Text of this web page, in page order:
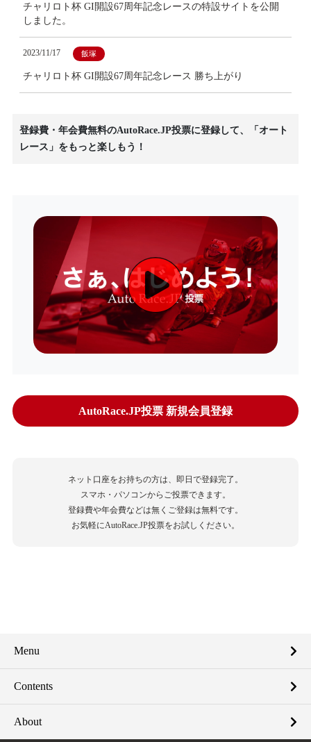
チャリロト杯 GI開設67周年記念レースの特設サイトを公開
しました。
2023/11/17 飯塚
チャリロト杯 GI開設67周年記念レース 勝ち上がり
登録費・年会費無料のAutoRace.JP投票に登録して、「オート
レース」をもっと楽しもう！
AutoRace.JP投票 新規会員登録
ネット口座をお持ちの方は、即日で登録完了。
スマホ・パソコンからご投票できます。
登録費や年会費などは無くご登録は無料です。
お気軽にAutoRace.JP投票をお試しください。
Menu
Contents
About